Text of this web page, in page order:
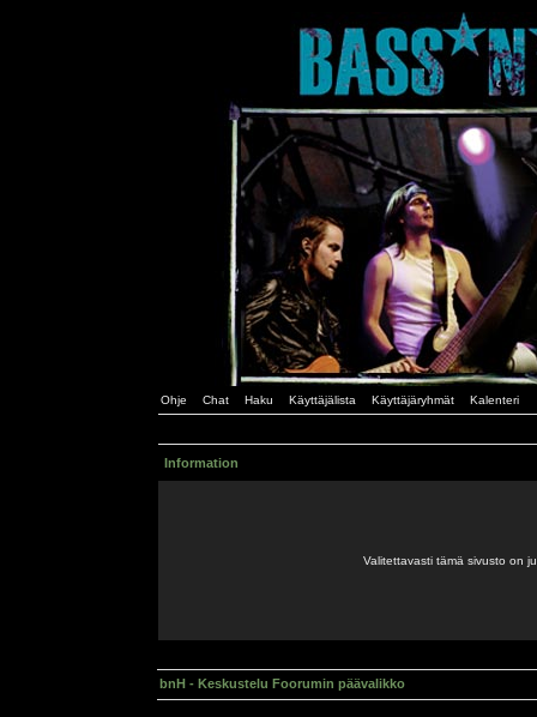
Ohje Chat Haku Käyttäjälista Käyttäjäryhmät Kalenteri
Information
Valitettavasti tämä sivusto on
bnH - Keskustelu Foorumin päävalikko